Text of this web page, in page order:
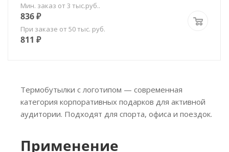
Мин. заказ от 3 тыс.руб..
836₽
При заказе от 50 тыс. руб.
811 ₽
Термобутылки с логотипом — современная
категория корпоративных подарков для активной
аудитории. Подходят для спорта, офиса и поездок.
Применение